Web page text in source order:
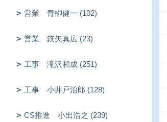
営業 青栁健一 (102)
営業 鉃矢真広 (23)
工事 滝沢和成 (251)
工事 小井戸治郎 (128)
CS推進 小出浩之 (239)